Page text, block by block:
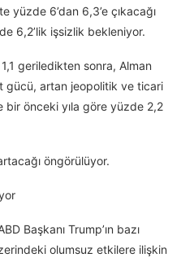
yüzde 6’dan 6,3’e çıkacağı
6,2’lik işsizlik bekleniyor.
geriledikten sonra, Alman
gücü, artan jeopolitik ve ticari
bir önceki yıla göre yüzde 2,2
öngörülüyor.
Başkanı Trump’ın bazı
olumsuz etkilere ilişkin